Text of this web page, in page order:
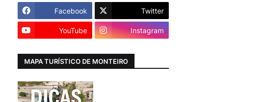
Facebook Twitter
YouTube Instagram
MAPA TURÍSTICO DE MONTEIRO